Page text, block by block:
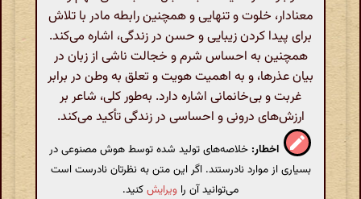
معنادار، خلوت و تنهایی و همچنین رابطه مادر با تلاش
برای پیدا کردن زیبایی و حسن در زندگی، اشاره می‌کند.
همچنین به احساس شرم و خجالت ناشی از زبان در
بیان عذرها، و به اهمیت هویت و تعلق به وطن در برابر
غربت و بی‌خانمانی اشاره دارد. به‌طور کلی، شاعر بر
ارزش‌های درونی و احساسی در زندگی تأکید می‌کند.
اخطار: خلاصه‌های تولید شده توسط هوش مصنوعی در
بسیاری از موارد نادرستند. اگر این متن به نظرتان نادرست است
می‌توانید آن را ویرایشکنید.